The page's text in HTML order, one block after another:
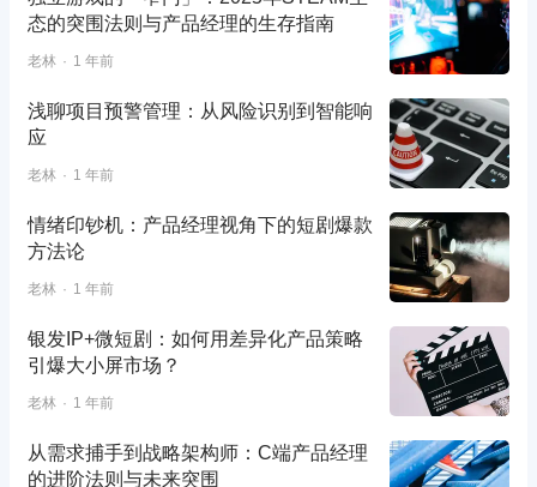
态的突围法则与产品经理的生存指南
老林 1 年前
浅聊项目预警管理：从风险识别到智能响
应
老林 1 年前
情绪印钞机：产品经理视角下的短剧爆款
方法论
老林 1 年前
银发IP+微短剧：如何用差异化产品策略
引爆大小屏市场？
老林 1 年前
从需求捕手到战略架构师：C端产品经理
的进阶法则与未来突围